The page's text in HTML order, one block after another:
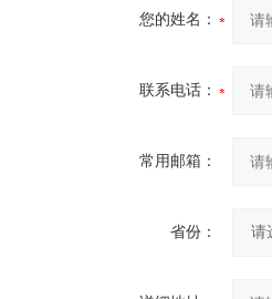
您的姓名：
联系电话：
常用邮箱：
省份：